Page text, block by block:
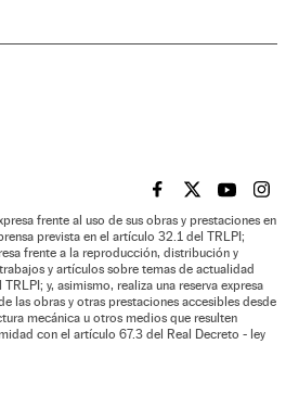
EL PAÍS BRASIL EN
EL PAÍSEL PAÍS
EL
frente al uso de sus obras y prestaciones en
prevista en el artículo 32.1 del TRLPI;
frente a la reproducción, distribución y
y artículos sobre temas de actualidad
y, asimismo, realiza una reserva expresa
las obras y otras prestaciones accesibles desde
mecánica u otros medios que resulten
con el artículo 67.3 del Real Decreto - ley